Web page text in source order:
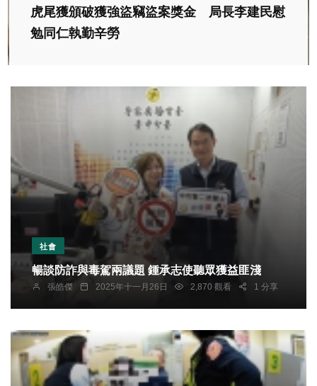
虎尾獲頒破獲強盜竊盜案獎金 局長李建民慰
勉同仁執勤辛勞
社會
暢談防詐與毒駕兩議題 鍾承志使聽眾獲益匪淺
張皓傑 2025年十一月26日 2,870 觀看 1 分享